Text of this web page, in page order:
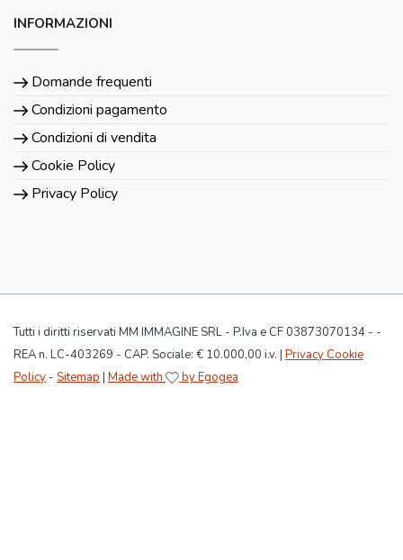
INFORMAZIONI
Domande frequenti
Condizioni pagamento
Condizioni di vendita
Cookie Policy
Privacy Policy
Tutti i diritti riservati MM IMMAGINE SRL - P.Iva e CF 03873070134 - -
REA n. LC-403269 - CAP. Sociale: € 10.000,00 i.v. | Privacy Cookie
Policy - Sitemap | Made with by Egogea